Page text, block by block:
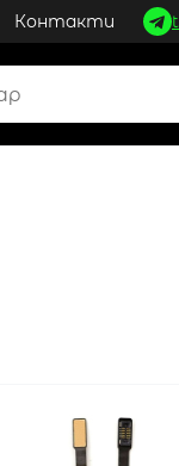
Контакти